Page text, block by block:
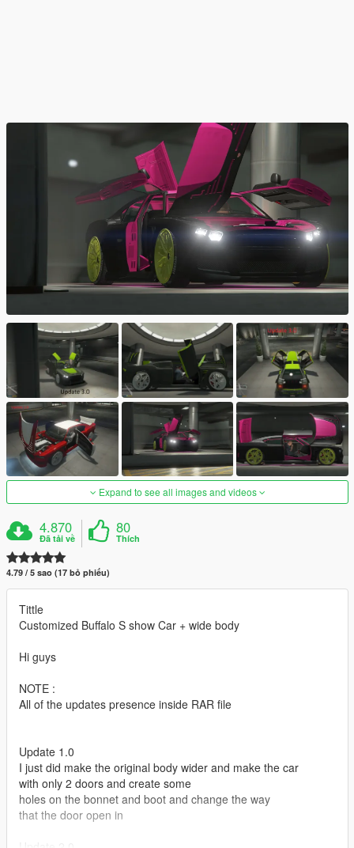
Expand to see all images and videos
4.870
Đã tải về
80
Thích
4.79 / 5 sao (17 bỏ phiếu)
Tittle
Customized Buffalo S show Car + wide body
Hi guys
NOTE :
All of the updates presence inside RAR file
Update 1.0
I just did make the original body wider and make the car
with only 2 doors and create some
holes on the bonnet and boot and change the way
that the door open in